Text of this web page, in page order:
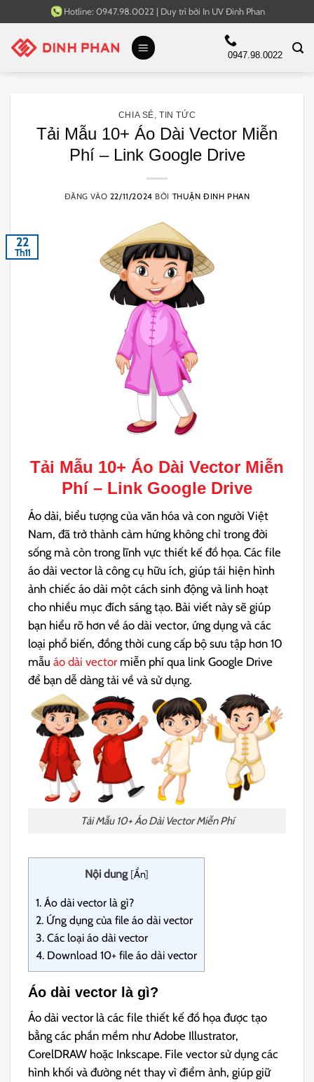
qua
nội
Hotline: 0947.98.0022 | Duy trì bởi In UV Đinh Phan
0947.98.0022
CHIA SẺ ,TIN TỨC
Tải Mẫu 10+ Áo Dài Vector Miễn
Phí – Link Google Drive
ĐĂNG VÀO 22/11/2024 BỞI THUẬN ĐINH PHAN
22
Th11
Tải Mẫu 10+ Áo Dài Vector Miễn
Phí – Link Google Drive
Áo dài, biểu tượng của văn hóa và con người Việt
Nam, đã trở thành cảm hứng không chỉ trong đời
sống mà còn trong lĩnh vực thiết kế đồ họa. Các file
áo dài vector là công cụ hữu ích, giúp tái hiện hình
ảnh chiếc áo dài một cách sinh động và linh hoạt
cho nhiều mục đích sáng tạo. Bài viết này sẽ giúp
bạn hiểu rõ hơn về áo dài vector, ứng dụng và các
loại phổ biến, đồng thời cung cấp bộ sưu tập hơn 10
mẫuáo dài vectormiễn phí qua link Google Drive
để bạn dễ dàng tải về và sử dụng.
Tải Mẫu 10+ Áo Dài Vector Miễn Phí
Nội dung [Ẩn]
1. Áo dài vector là gì?
2. Ứng dụng của file áo dài vector
3. Các loại áo dài vector
4. Download 10+ file áo dài vector
Áo dài vector là gì?
Áo dài vector là các file thiết kế đồ họa được tạo
bằng các phần mềm như Adobe Illustrator,
CorelDRAW hoặc Inkscape. File vector sử dụng các
hình khối và đường nét thay vì điểm ảnh, giúp giữ